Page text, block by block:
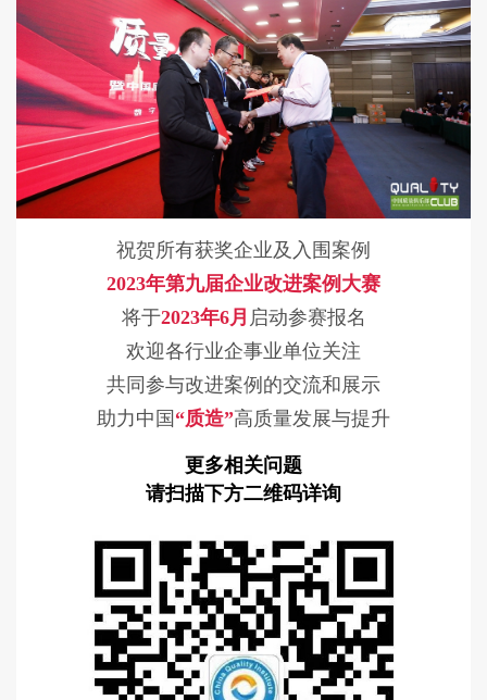
祝贺所有获奖企业及入围案例
2023年第九届企业改进案例大赛
将于2023年6月 启动参赛报名
欢迎各行业企事业单位关注
共同参与改进案例的交流和展示
助力中国 “质造”高质量发展与提升
更多相关问题
请扫描下方二维码详询